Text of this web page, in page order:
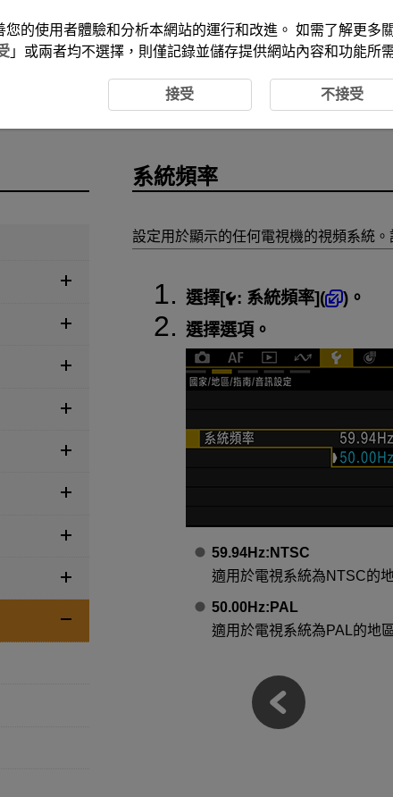
系統頻率
設定用於顯示的任何電視機的視頻系統
選擇[ : 系統頻率](
)。
選擇選項。
59.94Hz:NTSC
適用於電視系統為NTSC的
50.00Hz:PAL
適用於電視系統為PAL的地
的使用者體驗和分析本網站的運行和改進。 如需了解更多
」或兩者均不選擇，則僅記錄並儲存提供網站內容和功能所
接受 不接受